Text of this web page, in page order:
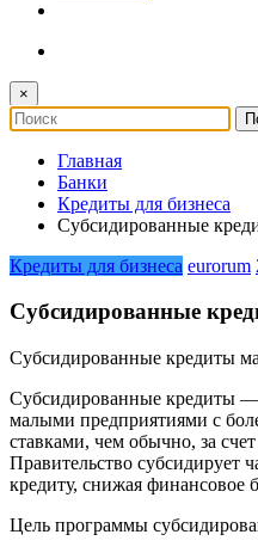
×
Главная
Банки
Кредиты для бизнеса
Субсидированные
Кредиты для бизнеса eurorum
Субсидированные
Субсидированные кредиты
Субсидированные кредиты
малыми предприятиями с
ставками, чем обычно, за
Правительство субсидирует
кредиту, снижая финансовое
Цель программы